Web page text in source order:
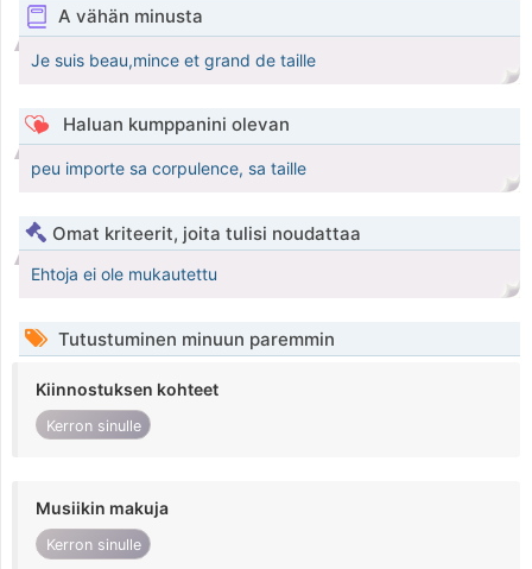
A vähän minusta
Je suis beau,mince et grand de taille
Haluan kumppanini olevan
peu importe sa corpulence, sa taille
Omat kriteerit, joita tulisi noudattaa
Ehtoja ei ole mukautettu
Tutustuminen minuun paremmin
Kiinnostuksen kohteet
Kerron sinulle
Musiikin makuja
Kerron sinulle